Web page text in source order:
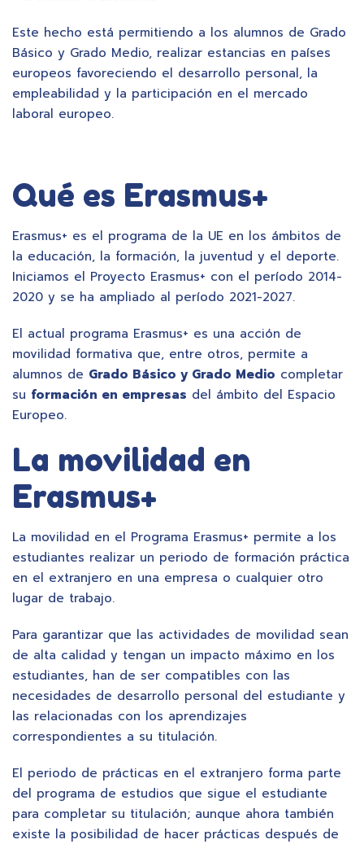
Este hecho está permitiendo a los alumnos de Grado
Básico y Grado Medio, realizar estancias en países
europeos favoreciendo el desarrollo personal, la
empleabilidad y la participación en el mercado
laboral europeo.
Qué es Erasmus+
Erasmus+ es el programa de la UE en los ámbitos de
la educación, la formación, la juventud y el deporte.
Iniciamos el Proyecto Erasmus+ con el período 2014-
2020 y se ha ampliado al período 2021-2027.
El actual programa Erasmus+ es una acción de
movilidad formativa que, entre otros, permite a
alumnos de Grado Básico y Grado Medio completar
su formación en empresas del ámbito del Espacio
Europeo.
La movilidad en
Erasmus+
La movilidad en el Programa Erasmus+ permite a los
estudiantes realizar un periodo de formación práctica
en el extranjero en una empresa o cualquier otro
lugar de trabajo.
Para garantizar que las actividades de movilidad sean
de alta calidad y tengan un impacto máximo en los
estudiantes, han de ser compatibles con las
necesidades de desarrollo personal del estudiante y
las relacionadas con los aprendizajes
correspondientes a su titulación.
El periodo de prácticas en el extranjero forma parte
del programa de estudios que sigue el estudiante
para completar su titulación; aunque ahora también
existe la posibilidad de hacer prácticas después de